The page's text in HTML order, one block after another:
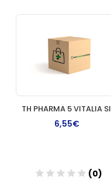
6,55€
(0)